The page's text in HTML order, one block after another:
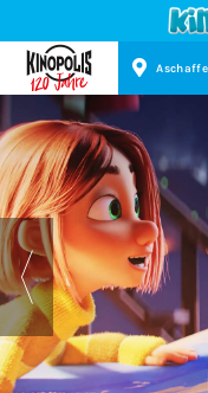
Kinopolis